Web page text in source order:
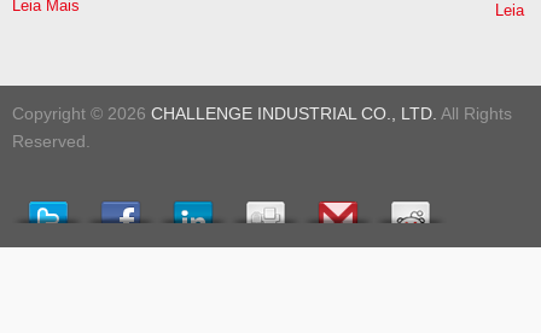
Leia Mais Leia
Copyright © 2026 CHALLENGE INDUSTRIAL CO., LTD. All Rights
Reserved.